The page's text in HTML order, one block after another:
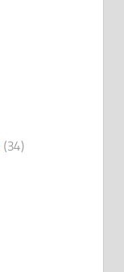
(34)